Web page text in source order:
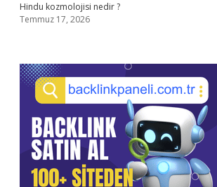
Hindu kozmolojisi nedir ?
Temmuz 17, 2026